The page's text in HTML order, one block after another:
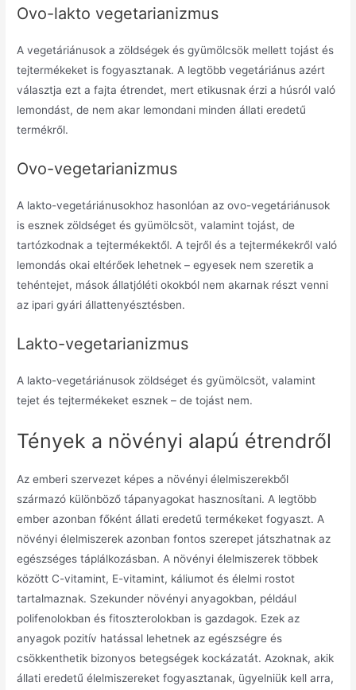
Ovo-lakto vegetarianizmus
A vegetáriánusok a zöldségek és gyümölcsök mellett tojást és
tejtermékeket is fogyasztanak. A legtöbb vegetáriánus azért
választja ezt a fajta étrendet, mert etikusnak érzi a húsról való
lemondást, de nem akar lemondani minden állati eredetű
termékről.
Ovo-vegetarianizmus
A lakto-vegetáriánusokhoz hasonlóan az ovo-vegetáriánusok
is esznek zöldséget és gyümölcsöt, valamint tojást, de
tartózkodnak a tejtermékektől. A tejről és a tejtermékekről való
lemondás okai eltérőek lehetnek – egyesek nem szeretik a
tehéntejet, mások állatjóléti okokból nem akarnak részt venni
az ipari gyári állattenyésztésben.
Lakto-vegetarianizmus
A lakto-vegetáriánusok zöldséget és gyümölcsöt, valamint
tejet és tejtermékeket esznek – de tojást nem.
Tények a növényi alapú étrendről
Az emberi szervezet képes a növényi élelmiszerekből
származó különböző tápanyagokat hasznosítani. A legtöbb
ember azonban főként állati eredetű termékeket fogyaszt. A
növényi élelmiszerek azonban fontos szerepet játszhatnak az
egészséges táplálkozásban. A növényi élelmiszerek többek
között C-vitamint, E-vitamint, káliumot és élelmi rostot
tartalmaznak. Szekunder növényi anyagokban, például
polifenolokban és fitoszterolokban is gazdagok. Ezek az
anyagok pozitív hatással lehetnek az egészségre és
csökkenthetik bizonyos betegségek kockázatát. Azoknak, akik
állati eredetű élelmiszereket fogyasztanak, ügyelniük kell arra,